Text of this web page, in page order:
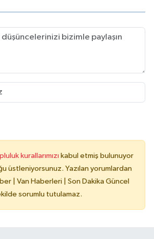
kurallarımızı kabul etmiş bulunuyor
üstleniyorsunuz. Yazılan yorumlardan
| Van Haberleri | Son Dakika Güncel
sorumlu tutulamaz.